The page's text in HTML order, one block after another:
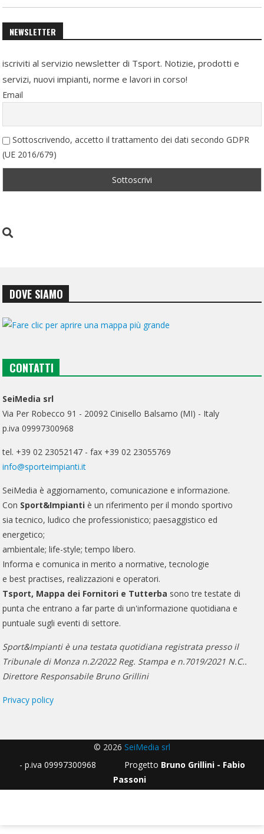
NEWSLETTER
iscriviti al servizio newsletter di Tsport. Notizie, prodotti e
servizi, nuovi impianti, norme e lavori in corso!
Email
Sottoscrivendo, accetto il trattamento dei dati secondo GDPR
(UE 2016/679)
DOVE SIAMO
CONTATTI
SeiMedia srl
Via Per Robecco 91 - 20092 Cinisello Balsamo (MI) - Italy
p.iva 09997300968
tel. +39 02 23052147 - fax +39 02 23055769
info@sporteimpianti.it
SeiMedia è aggiornamento, comunicazione e informazione.
Con Sport&Impianti è un riferimento per il mondo sportivo
sia tecnico, ludico che professionistico; paesaggistico ed
energetico;
ambientale; life-style; tempo libero.
Informa e comunica in merito a normative, tecnologie
e best practises, realizzazioni e operatori.
Tsport, Mappa dei Fornitori e Tutterba sono tre testate di
punta che entrano a far parte di un'informazione quotidiana e
puntuale sugli eventi di settore.
Sport&Impianti è una testata quotidiana registrata presso il
Tribunale di Monza n.2/2022 Reg. Stampa e n.7019/2021 N.C..
Direttore Responsabile Bruno Grillini
Privacy policy
© 2026 SeiMedia srl
- p.iva 09997300968 Progetto Bruno Grillini - Fabio
Passoni